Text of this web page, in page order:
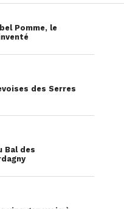
au 022
de
sur leur
Pomme, le
des Serres
Bal des